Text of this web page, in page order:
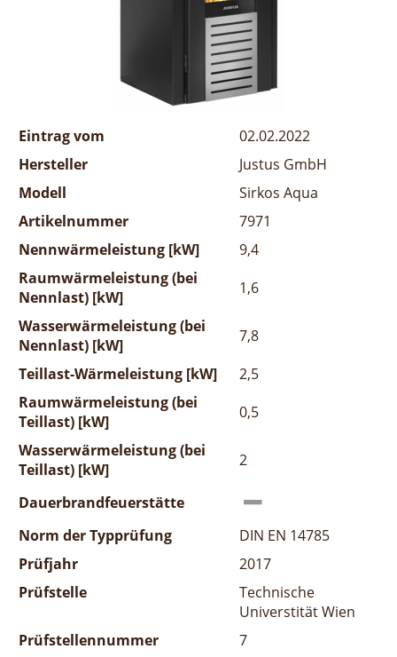
Eintrag vom
02.02.2022
Hersteller
Justus GmbH
Modell
Sirkos Aqua
Artikelnummer
7971
Nennwärmeleistung [kW]
9,4
Raumwärmeleistung (bei
Nennlast) [kW]
1,6
Wasserwärmeleistung (bei
Nennlast) [kW]
7,8
Teillast-Wärmeleistung [kW]
2,5
Raumwärmeleistung (bei
Teillast) [kW]
0,5
Wasserwärmeleistung (bei
Teillast) [kW]
2
Dauerbrandfeuerstätte
Norm der Typprüfung
DIN EN 14785
Prüfjahr
2017
Prüfstelle
Technische
Universtität Wien
Prüfstellennummer
7